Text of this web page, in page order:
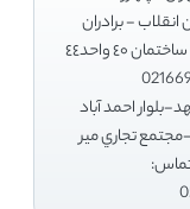
- برادران
مظفرشمالي - ساختمان ٤٠ واحد٤٤
احمد آباد
تجاري مير